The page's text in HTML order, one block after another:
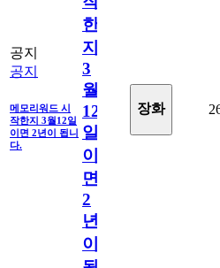
공지
공지
메모리워드 시
작한지 3월12일
이면 2년이 됩니
다.
한
지
3
월
12
일
이
면
2
년
이
장화